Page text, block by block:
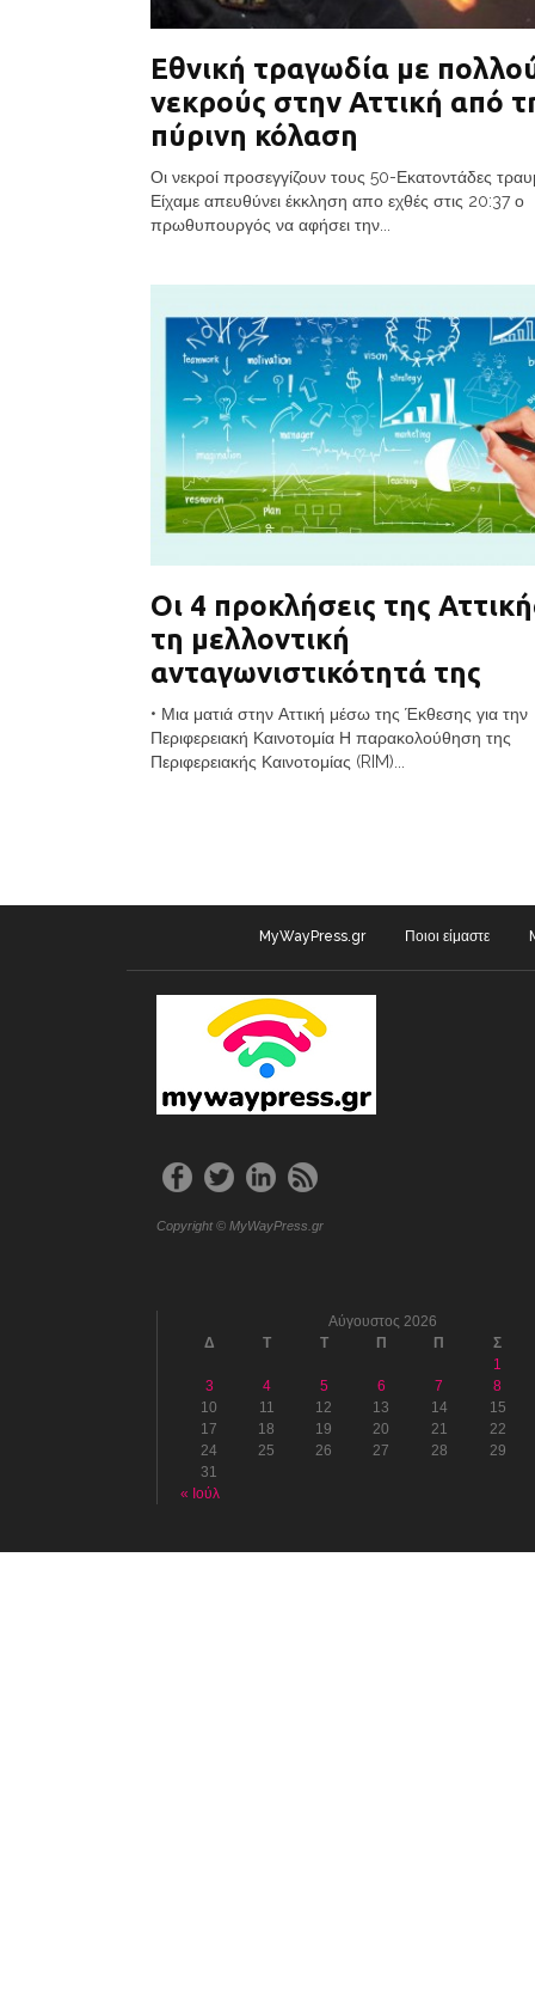
Εθνική τραγωδία με
νεκρούς στην Αττική από
πύρινη κόλαση
Οι νεκροί προσεγγίζουν τους 50-Εκατοντάδες
Είχαμε απευθύνει έκκληση απο εχθές στις 20:37 ο
πρωθυπουργός να αφήσει την...
Οι 4 προκλήσεις της
τη μελλοντική
ανταγωνιστικότητά της
• Μια ματιά στην Αττική μέσω της Έκθεσης για την
Περιφερειακή Καινοτομία Η παρακολούθηση της
Περιφερειακής Καινοτομίας (RIM)...
MyWayPress.gr Ποιοι είμαστε
Copyright © MyWayPress.gr
Αύγουστος 2026
Δ
Τ Τ Π Π
Σ
1
3
4 5 6 7
8
10
11 12 13 14
15
17
18 19 20 21
22
24
25 26 27 28
29
31
« Ιούλ